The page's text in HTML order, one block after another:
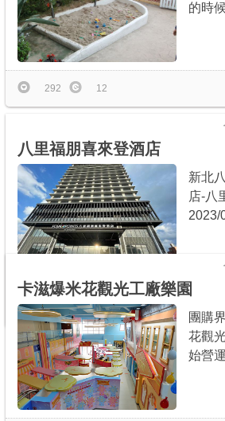
的時
292 12
八里福朋喜來登酒店
新北
店-八
2023/
3 0
卡滋爆米花觀光工廠樂園
團購
花觀
始營